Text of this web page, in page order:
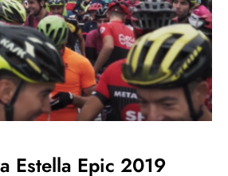
Estella Epic 2019